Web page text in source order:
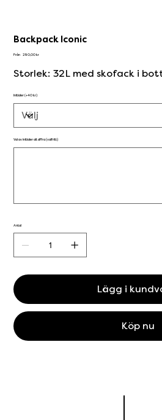
Backpack Iconic
Från Pris
290,00 kr
Storlek: 32L med skofack i
Initialer (+40 kr)
Val av initialer alt siffra (valfritt)
Antal
Lägg i
Köp nu